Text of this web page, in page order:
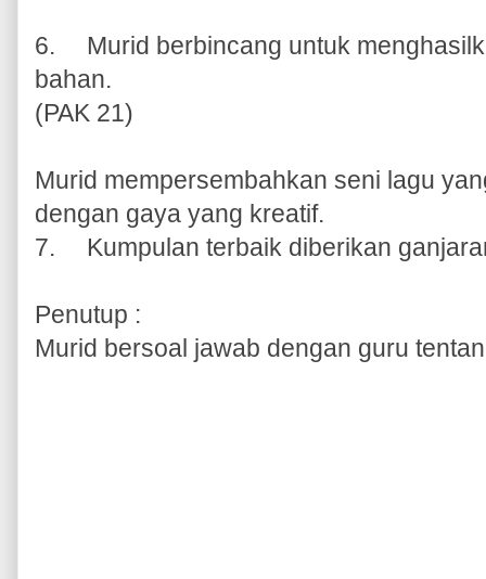
6.
Murid berbincang untuk
bahan.
(PAK 21)
Murid mempersembahkan seni lagu
dengan gaya yang kreatif.
7.
Kumpulan terbaik diberikan
Penutup :
Murid bersoal jawab dengan guru